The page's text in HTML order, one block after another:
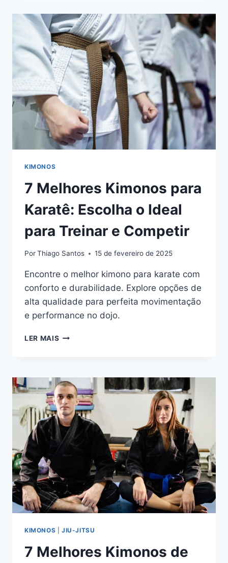
CONHEÇA
OS
MELHORES
MODELOS
DA
MARCA
KIMONOS
7 Melhores Kimonos para
Karatê: Escolha o Ideal
para Treinar e Competir
PorThiago Santos 15 de fevereiro de 2025
Encontre o melhor kimono para karate​ com
conforto e durabilidade. Explore opções de
alta qualidade para perfeita movimentação
e performance no dojo.
LER MAIS 7
KARATÊ:
ESCOLHA
O
IDEAL
PARA
TREINAR
E
COMPETIR
KIMONOS JIU-JITSU
7 Melhores Kimonos de